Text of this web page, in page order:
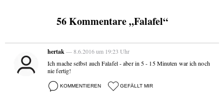
56 Kommentare „Falafel“
hertak— 8.6.2016 um 19:23 Uhr
Ich mache selbst auch Falafel - aber in 5 - 15 Minuten war ich noch
nie fertig!
KOMMENTIEREN GEFÄLLT MIR